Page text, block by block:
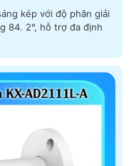
kép với độ phân giải
84. 2°, hỗ trợ đa định